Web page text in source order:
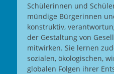
Schülerinnen und
mündige Bürgerinnen
konstruktiv,
der Gestaltung von
mitwirken. Sie lernen
sozialen, ökologischen,
globalen Folgen ihrer